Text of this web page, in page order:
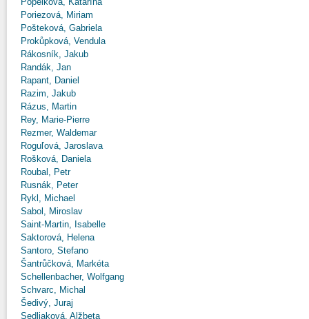
Poriezová, Miriam
Pošteková, Gabriela
Prokůpková, Vendula
Rákosník, Jakub
Randák, Jan
Rapant, Daniel
Razim, Jakub
Rázus, Martin
Rey, Marie-Pierre
Rezmer, Waldemar
Roguľová, Jaroslava
Rošková, Daniela
Roubal, Petr
Rusnák, Peter
Rykl, Michael
Sabol, Miroslav
Saint-Martin, Isabelle
Saktorová, Helena
Santoro, Stefano
Šantrůčková, Markéta
Schellenbacher, Wolfgang
Schvarc, Michal
Šedivý, Juraj
Sedliaková, Alžbeta